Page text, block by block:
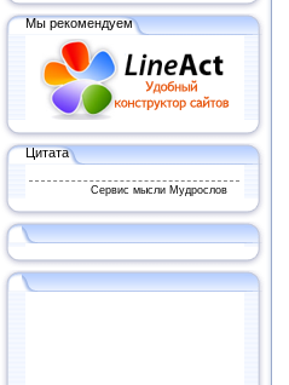
Мы рекомендуем
Цитата
Сервис мысли Мудрослов